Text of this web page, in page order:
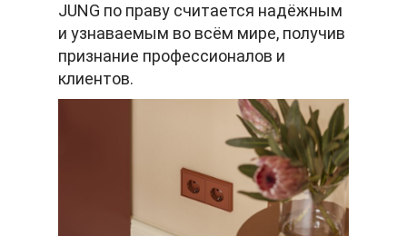
JUNG по праву считается надёжным
и узнаваемым во всём мире, получив
признание профессионалов и
клиентов.